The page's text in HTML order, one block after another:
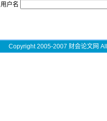
用户名
Copyright 2005-2007 财会论文网